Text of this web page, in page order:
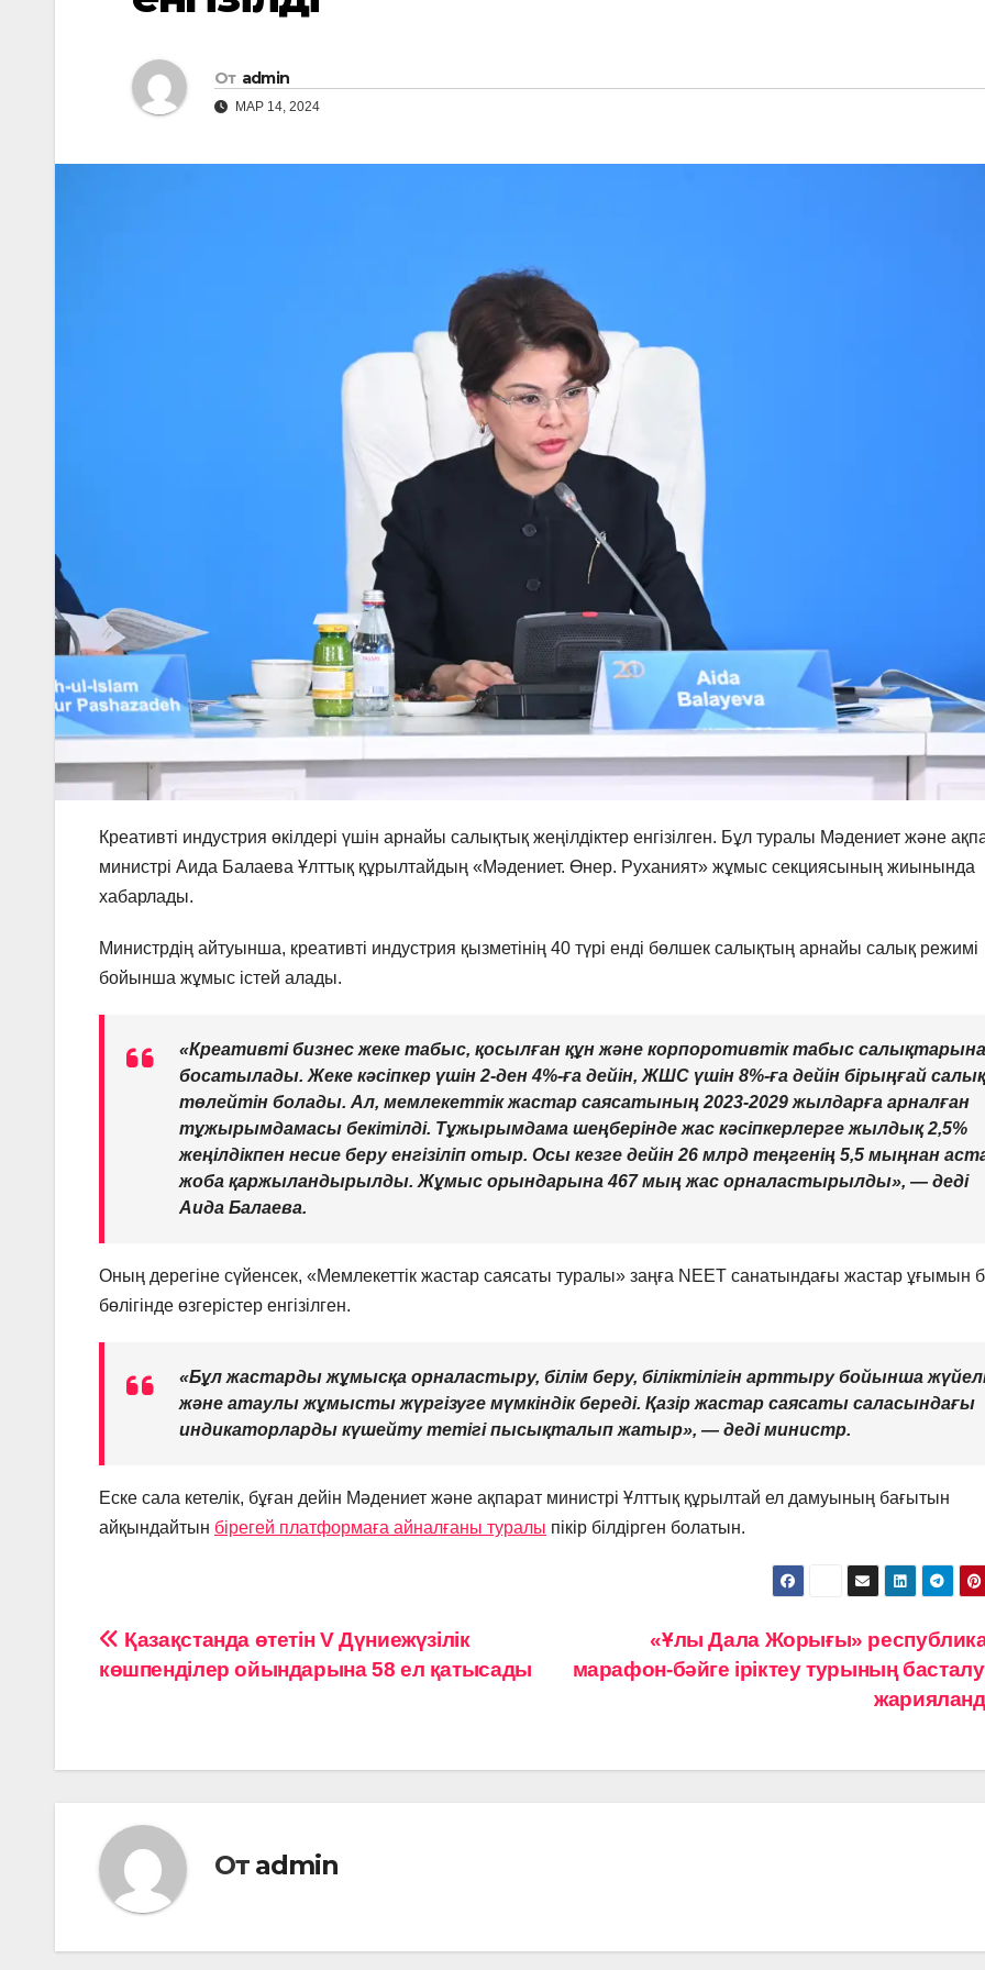
От admin
МАР 14, 2024
Креативті индустрия өкілдері үшін арнайы салықтық жеңілдіктер енгізілген. Бұл туралы Мәдениет және
министрі Аида Балаева Ұлттық құрылтайдың «Мәдениет. Өнер. Руханият» жұмыс секциясының жиынында
хабарлады.
Министрдің айтуынша, креативті индустрия қызметінің 40 түрі енді бөлшек салықтың арнайы салық режимі
бойынша жұмыс істей алады.
«Креативті бизнес жеке табыс, қосылған құн және корпоротивтік табыс
босатылады. Жеке кәсіпкер үшін 2-ден 4%-ға дейін, ЖШС үшін 8%-ға дейін бірыңғай салық
төлейтін болады. Ал, мемлекеттік жастар саясатының 2023-2029 жылдарға арналған
тұжырымдамасы бекітілді. Тұжырымдама шеңберінде жас кәсіпкерлерге жылдық 2,5%
жеңілдікпен несие беру енгізіліп отыр. Осы кезге дейін 26 млрд теңгенің 5,5 мыңнан
жоба қаржыландырылды. Жұмыс орындарына 467 мың жас орналастырылды», — деді
Аида Балаева.
Оның дерегіне сүйенсек, «Мемлекеттік жастар саясаты туралы» заңға NEET санатындағы жастар ұғымын
бөлігінде өзгерістер енгізілген.
«Бұл жастарды жұмысқа орналастыру, білім беру, біліктілігін арттыру бойынша
және атаулы жұмысты жүргізуге мүмкіндік береді. Қазір жастар саясаты саласындағы
индикаторларды күшейту тетігі пысықталып жатыр», — деді министр.
Еске сала кетелік, бұған дейін Мәдениет және ақпарат министрі Ұлттық құрылтай ел дамуының бағытын
айқындайтын бірегей платформаға айналғаны туралы пікір білдірген болатын.
Навигация
«Ұлы Дала Жорығы»
марафон-бәйге іріктеу турының басталу
Қазақстанда өтетін V Дүниежүзілік
көшпенділер ойындарына 58 ел қатысады
От admin